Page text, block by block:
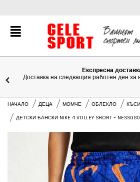
Експресна
Доставка на следващия работен ден за
НАЧАЛО ДЕЦА МОМЧЕ ОБЛЕКЛО
ДЕТСКИ БАНСКИ NIKE 4 VOLLEY SHORT -